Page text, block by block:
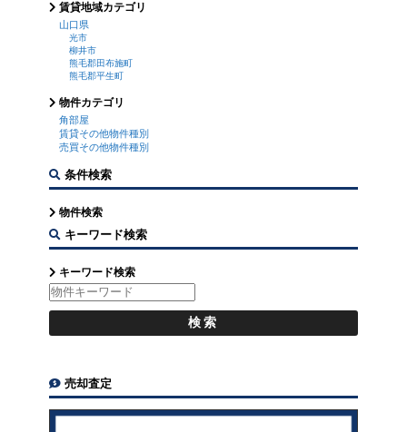
賃貸地域カテゴリ
山口県
光市
柳井市
熊毛郡田布施町
熊毛郡平生町
物件カテゴリ
角部屋
賃貸その他物件種別
売買その他物件種別
条件検索
物件検索
キーワード検索
キーワード検索
売却査定